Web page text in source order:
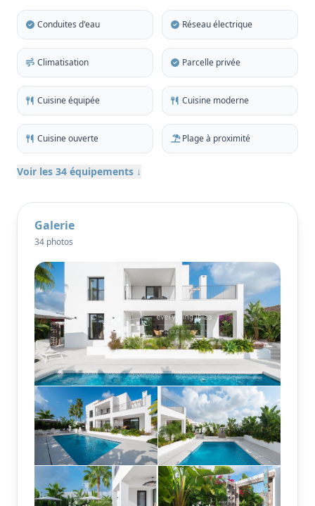
L'espace de vie lumineux s'ouvre par des portes-
fenêtres sur une grande terrasse avec vue sur Dalt
Vila et la mer. La cuisine ouverte, entièrement
équipée et dotée d'un îlot central, allie fonctionnalité
et style, avec des finitions en bois raffinées qui
ajoutent une touche de qualité intemporelle.
La propriété est vendue entièrement meublée et
supérieur et une au rez-de-chaussée, ainsi que trois
de gamme. L'une des salles de bains est équipée
d'une baignoire autoportante qui s'étend jusqu'à
une terrasse privée, créant ainsi une expérience
luxueuse digne d'un spa.
La vie en plein air est l'un des points forts de cette
maison. Une piscine privée accueillante avec
terrasse solarium et chaises longues est flanquée de
salles à manger meublées et d'un jardin privé
magnifiquement aménagé avec des palmiers
tropicaux, des arbres matures et des plantes à fleurs
méditerranéennes. Une vaste terrasse sur le toit
offre des vues panoramiques sur la mer et sur Dalt
Vila, ce qui en fait l'endroit idéal pour se détendre et
profiter des couchers de soleil d'Ibiza. Un garage
privé est également disponible, avec la possibilité de
le convertir en bureau, salle de jeux ou salle de
Conduites d'eau Réseau électrique
Climatisation Parcelle privée
Cuisine équipée Cuisine moderne
Cuisine ouverte Plage à proximité
Voir les 34 équipements ↓
Galerie
34 photos